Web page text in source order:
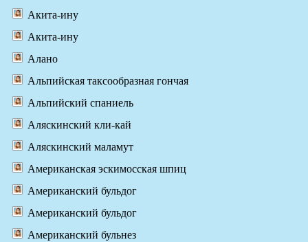
Акита-ину
Акита-ину
Алано
Альпийская таксообразная гончая
Альпийский спаниель
Аляскинский кли-кай
Аляскинский маламут
Американская эскимосская шпиц
Американский бульдог
Американский бульдог
Американский бульнез